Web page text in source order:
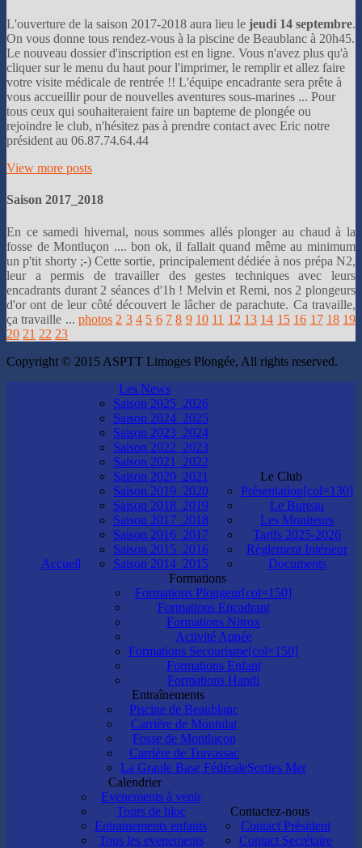
L'ouverture de la saison 2017-2018 aura lieu le jeudi 14 septembre.
On vous donne tous rendez-vous à la piscine de Beaublanc à 20h45.
Le nouveau dossier d'inscription est en ligne. Vous n'avez plus qu'à
cliquer sur le menu du haut pour l'imprimer, le remplir et allez faire
votre visite médicale de rentrée !! L'équipe encadrante sera prête à
vous accueillir pour de nouvelles aventures sous-marines ... Pour
tous ceux qui souhaiteraient faire un bapteme de plongée ou
rejoindre le club, n'hésitez pas à prendre contact avec Eric notre
président au 06.87.74.64.44
View more posts
Saison 2017_2018
En ce samedi hivernal, nous sommes allés plonger au chaud à la
fosse de Montluçon .... bon ok, il fallait quand même au minimum
un p'tit shorty ;-) Cette sortie, principalement dédiée à nos prépa N2,
leur a permis de travailler des gestes techniques avec leurs
encadrants durant 2 séances d'1h ! Melvin et Remi, nos 2 plongeurs
d'or ont de leur côté découvert le lâcher de parachute. Ca travaille,
ça travaille ... photos 2 3 4 5 6 7 8 9 10 11 12 13 14 15 16 17 18 19
20 21 22 23
Copyright © 2015 ASPTT Limoges Plongée, All rights reserved.
Accueil
Les News
Saison 2025_2026
Saison 2024_2025
Saison 2023_2024
Saison 2022_2023
Saison 2021_2022
Saison 2020_2021
Saison 2019_2020
Saison 2018_2019
Saison 2017_2018
Saison 2016_2017
Saison 2015_2016
Saison 2014_2015
Le Club
Présentation[col=130]
Le Bureau
Les Moniteurs
Tarifs 2025-2026
Règlement Intérieur
Documents
Formations
Formations Plongeur[col=150]
Formations Encadrant
Formations Nitrox
Activité Apnée
Formations Secourisme[col=150]
Formations Enfant
Formations Handi
Entraînements
Piscine de Beaublanc
Carrière de Montulat
Fosse de Montluçon
Carrière de Travassac
La Graule Base FédéraleSorties Mer
Calendrier
Evenements à venir
Tours de bloc
Entrainements enfants
Tous les evenements
Contactez-nous
Contact Président
Contact Secrétaire